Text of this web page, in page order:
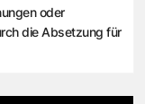
oder
die Absetzung für